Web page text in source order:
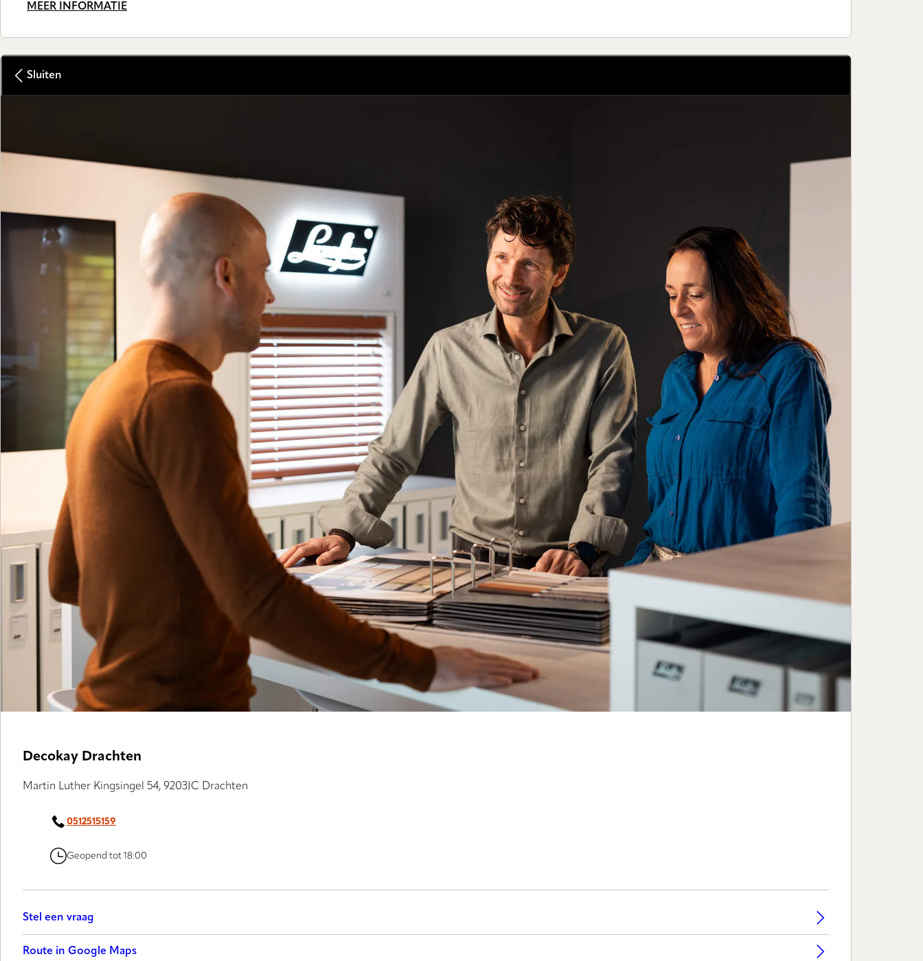
MEER INFORMATIE
Sluiten
Decokay Drachten
Martin Luther Kingsingel 54, 9203JC Drachten
0512515159
Geopend tot 18:00
Stel een vraag
Route in Google Maps